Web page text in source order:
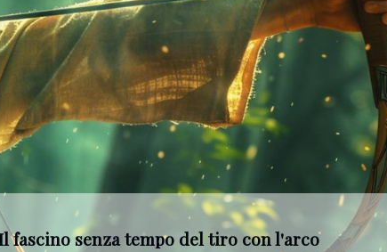
Pesca sportiva: tra relax e competizione